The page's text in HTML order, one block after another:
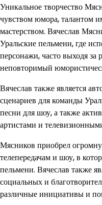
Уникальное творчество
чувством юмора, талантом
мастерством. Вячеслав
Уральские пельмени, где
персонажи, часто выходя
неповторимый
Вячеслав также является
сценариев для команды
песни для шоу, а также
артистами и
Мясников приобрел
телепередачам и шоу, в
пельмени. Вячеслав также
социальных и
различные инициативы и